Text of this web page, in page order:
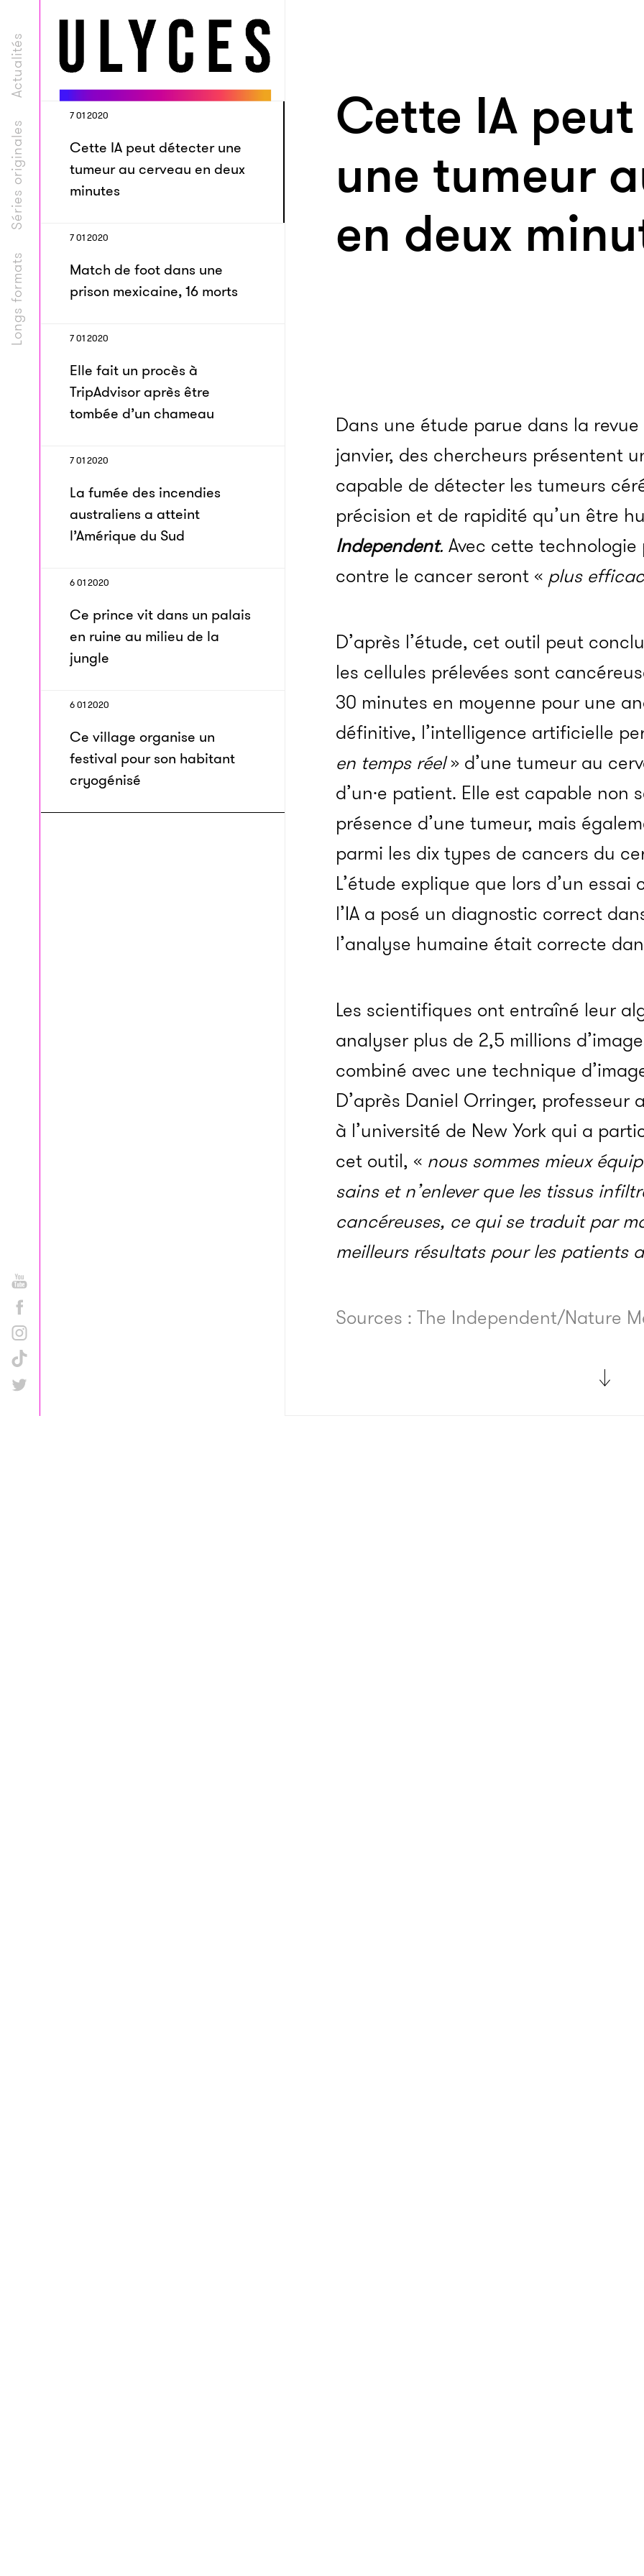
Longs formats
Séries originales
Actualités
7 01 2020
Cette IA peut détecter une
tumeur au cerveau en deux
minutes
7 01 2020
Match de foot dans une
prison mexicaine, 16 morts
7 01 2020
Elle fait un procès à
TripAdvisor après être
tombée d’un chameau
7 01 2020
La fumée des incendies
australiens a atteint
l’Amérique du Sud
6 01 2020
Ce prince vit dans un palais
en ruine au milieu de la
jungle
6 01 2020
Ce village organise un
festival pour son habitant
cryogénisé
Cette IA
une tumeur
en deux
Dans une étude parue dans la revue
janvier, des chercheurs présentent
capable de détecter les tumeurs
précision et de rapidité qu’un être
Independent. Avec cette
contre le cancer seront « plus
D’après l’étude, cet outil peut
les cellules prélevées sont
30 minutes en moyenne pour une
définitive, l’intelligence artificielle
en temps réel» d’une tumeur au
d’un·e patient. Elle est capable non
présence d’une tumeur, mais
parmi les dix types de cancers du
L’étude explique que lors d’un essai
l’IA a posé un diagnostic correct
l’analyse humaine était correcte
Les scientifiques ont entraîné leur
analyser plus de 2,5 millions
combiné avec une technique
D’après Daniel Orringer,
à l’université de New York qui a
cet outil, « nous sommes mieux
sains et n’enlever que les tissus
cancéreuses, ce qui se traduit par
meilleurs résultats pour les patients
Sources : The Independent/Nature